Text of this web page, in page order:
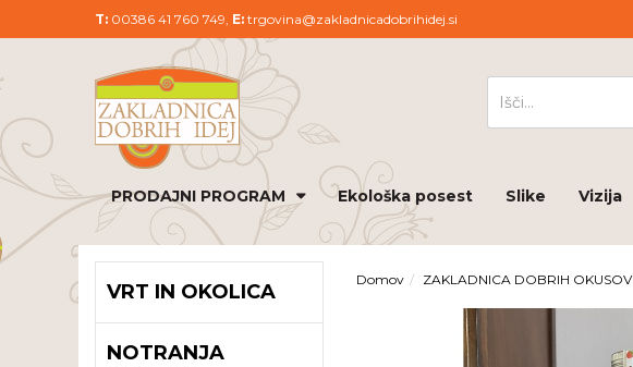
T: 00386 41 760 749, E: trgovina@zakladnicadobrihidej.si
PRODAJNI PROGRAM Ekološka posest Slike Vizija
VRT IN OKOLICA
NOTRANJA
Domov ZAKLADNICA DOBRIH OKUSOV